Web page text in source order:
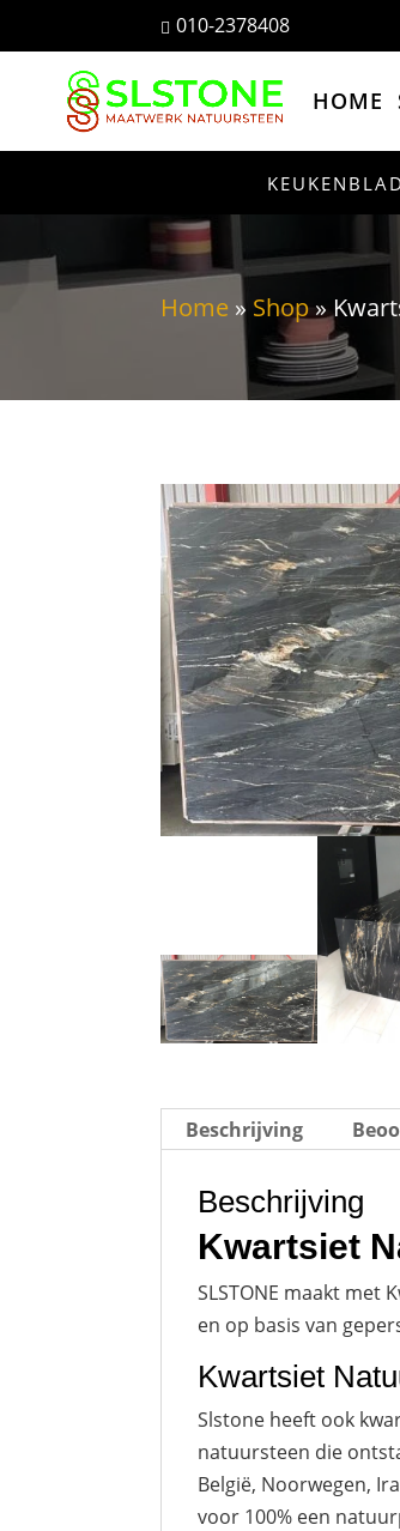
 010-2378408
HOME
Home » Shop»
Beschrijving
Beschrijving
Kwartsiet
SLSTONE maakt met
en op basis van
Kwartsiet
Slstone heeft ook
natuursteen die
België, Noorwegen,
voor 100% een